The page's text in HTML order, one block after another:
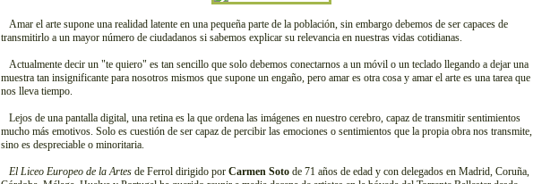
Amar el arte supone una realidad latente en una pequeña parte de la población, sin embargo debemos de ser capaces de
transmitirlo a un mayor número de ciudadanos si sabemos explicar su relevancia en nuestras vidas cotidianas.
Actualmente decir un "te quiero" es tan sencillo que solo debemos conectarnos a un móvil o un teclado llegando a dejar una
muestra tan insignificante para nosotros mismos que supone un engaño, pero amar es otra cosa y amar el arte es una tarea que
nos lleva tiempo.
Lejos de una pantalla digital, una retina es la que ordena las imágenes en nuestro cerebro, capaz de transmitir sentimientos
mucho más emotivos. Solo es cuestión de ser capaz de percibir las emociones o sentimientos que la propia obra nos transmite,
sino es despreciable o minoritaria.
El Liceo Europeo de la Artes de Ferrol dirigido por Carmen Soto de 71 años de edad y con delegados en Madrid, Coruña,